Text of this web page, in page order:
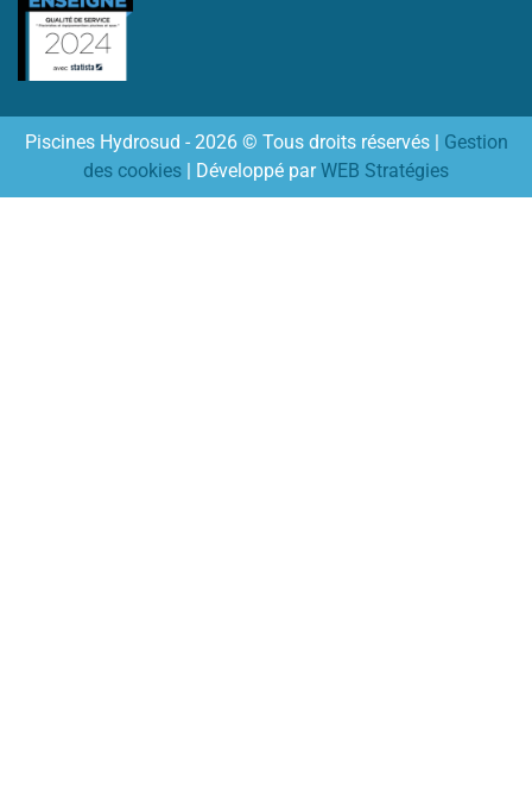
Piscines Hydrosud - 2026 © Tous droits réservés | Gestion
des cookies | Développé parWEB Stratégies